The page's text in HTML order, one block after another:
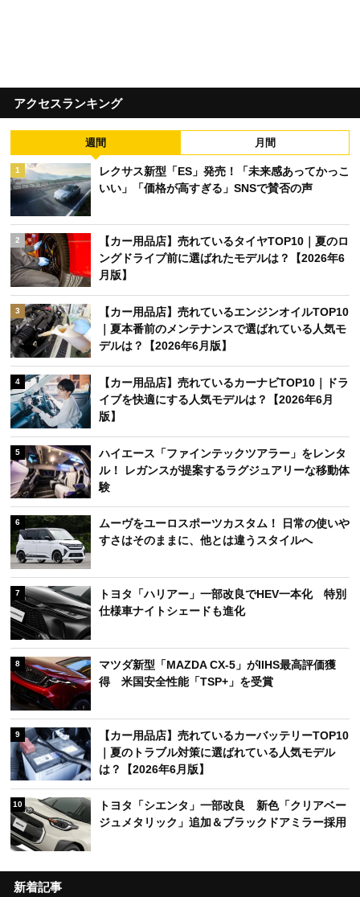
アクセスランキング
週間 月間
1
レクサス新型「ES」発売！「未来感あってかっこ
いい」「価格が高すぎる」SNSで賛否の声
2
【カー用品店】売れているタイヤTOP10｜夏のロ
ングドライブ前に選ばれたモデルは？【2026年6
月版】
3
【カー用品店】売れているエンジンオイルTOP10
｜夏本番前のメンテナンスで選ばれている人気モ
デルは？【2026年6月版】
4
【カー用品店】売れているカーナビTOP10｜ドラ
イブを快適にする人気モデルは？【2026年6月
版】
5
ハイエース「ファインテックツアラー」をレンタ
ル！ レガンスが提案するラグジュアリーな移動体
験
6
ムーヴをユーロスポーツカスタム！ 日常の使いや
すさはそのままに、他とは違うスタイルへ
7
トヨタ「ハリアー」一部改良でHEV一本化 特別
仕様車ナイトシェードも進化
8
マツダ新型「MAZDA CX-5」がIIHS最高評価獲
得 米国安全性能「TSP+」を受賞
9
【カー用品店】売れているカーバッテリーTOP10
｜夏のトラブル対策に選ばれている人気モデル
は？【2026年6月版】
10
トヨタ「シエンタ」一部改良 新色「クリアベー
ジュメタリック」追加＆ブラックドアミラー採用
新着記事